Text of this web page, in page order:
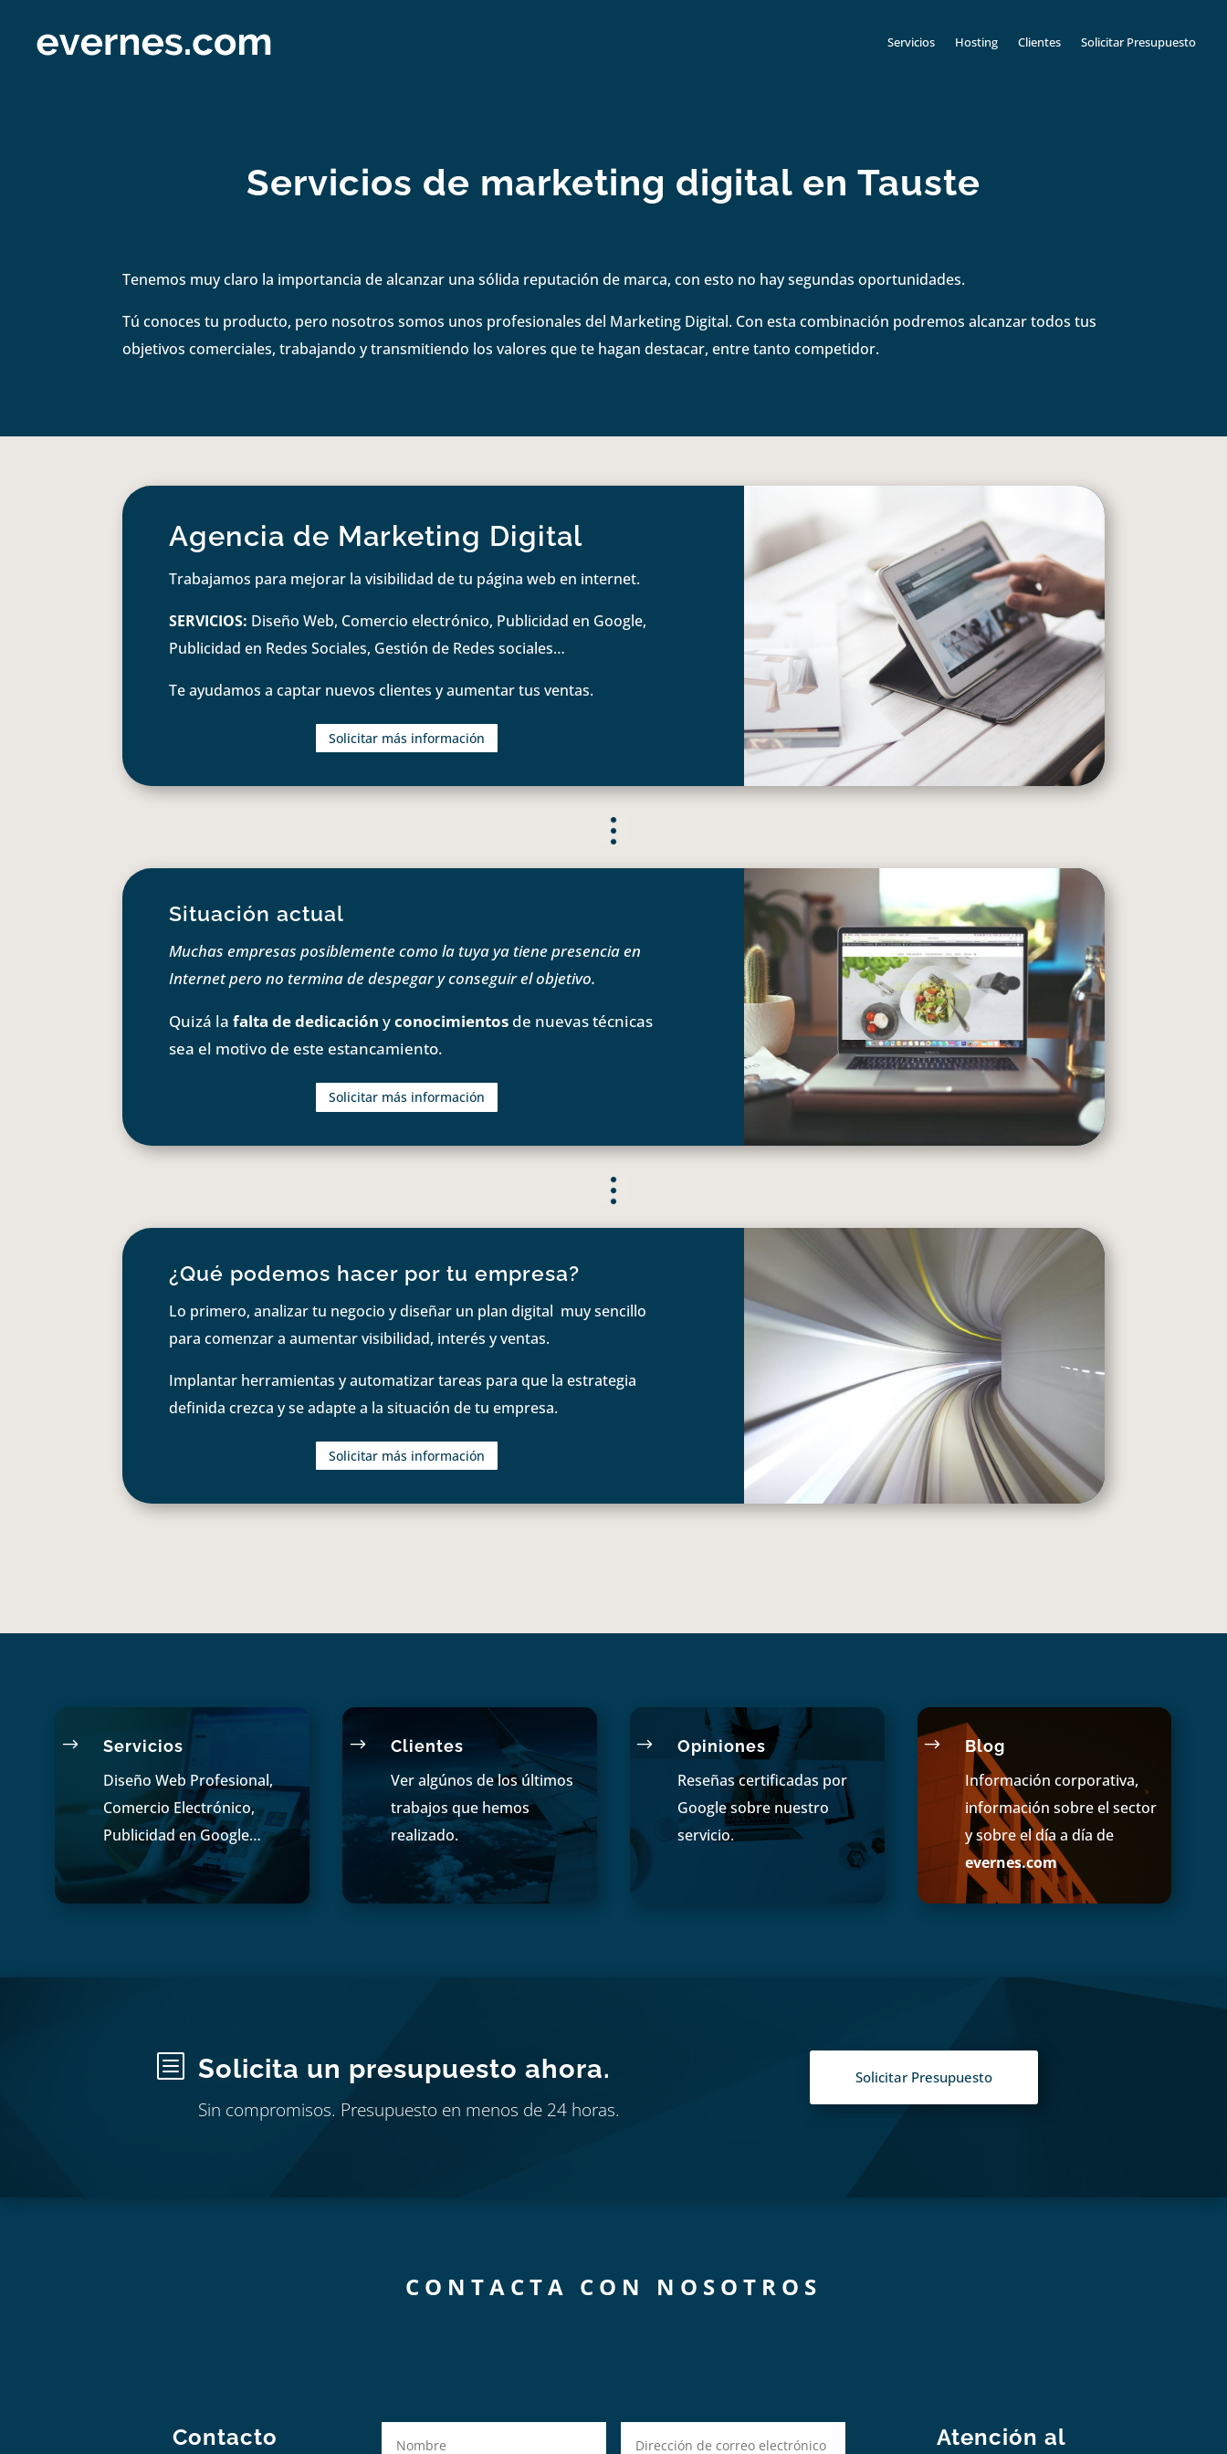
Servicios Hosting Clientes Solicitar Presupuesto
Servicios de marketing digital en Tauste
Tenemos muy claro la importancia de alcanzar una sólida reputación de marca, con esto no hay segundas oportunidades.
Tú conoces tu producto, pero nosotros somos unos profesionales del Marketing Digital. Con esta combinación podremos alcanzar todos tus
objetivos comerciales, trabajando y transmitiendo los valores que te hagan destacar, entre tanto competidor.
Agencia de Marketing Digital
Trabajamos para mejorar la visibilidad de tu página web en internet.
SERVICIOS: Diseño Web, Comercio electrónico, Publicidad en Google,
Publicidad en Redes Sociales, Gestión de Redes sociales…
Te ayudamos a captar nuevos clientes y aumentar tus ventas.
Solicitar más información
Situación actual
Muchas empresas posiblemente como la tuya ya tiene presencia en
Internet pero no termina de despegar y conseguir el objetivo.
Quizá lafalta de dedicación yconocimientos de nuevas técnicas
sea el motivo de este estancamiento.
Solicitar más información
¿Qué podemos hacer por tu empresa?
Lo primero, analizar tu negocio y diseñar un plan digital muy sencillo
para comenzar a aumentar visibilidad, interés y ventas.
Implantar herramientas y automatizar tareas para que la estrategia
definida crezca y se adapte a la situación de tu empresa.
Solicitar más información
$ Servicios
Diseño Web Profesional,
Comercio Electrónico,
Publicidad en Google…
$ Clientes
Ver algúnos de los últimos
trabajos que hemos
realizado.
$ Opiniones
Reseñas certificadas por
Google sobre nuestro
servicio.
$ Blog
Información corporativa,
información sobre el sector
y sobre el día a día de
evernes.com
b Solicita un presupuesto ahora.
Sin compromisos. Presupuesto en menos de 24 horas.
Solicitar Presupuesto
CONTACTA CON NOSOTROS
Contacto
Atención al